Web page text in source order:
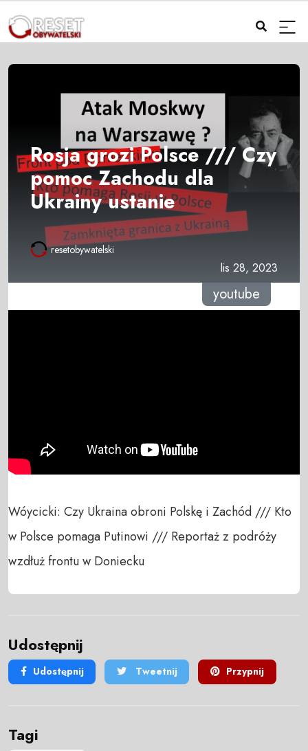
Rosja grozi Polsce /// Czy
pomoc Zachodu dla
Ukrainy ustanie
resetobywatelski
lis 28, 2023
youtube
Wóycicki: Czy Ukraina obroni Polskę i Zachód /// Kto
w Polsce pomaga Putinowi /// Reportaż z podróży
wzdłuż frontu w Doniecku
Udostępnij
Udostępnij Tweetnij Przypnij
Tagi